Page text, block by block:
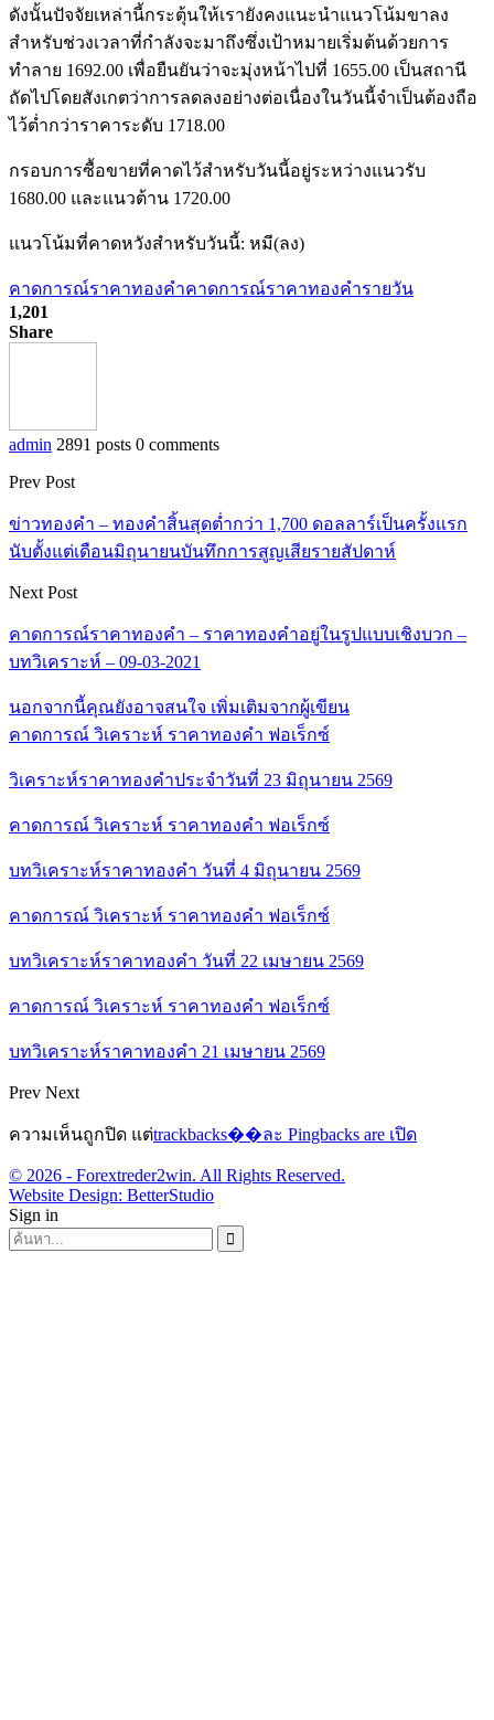
ดังนั้นปัจจัยเหล่านี้กระตุ้นให้เรายังคงแนะนำแนวโน้มขาลง
สำหรับช่วงเวลาที่กำลังจะมาถึงซึ่งเป้าหมายเริ่มต้นด้วยการ
ทำลาย 1692.00 เพื่อยืนยันว่าจะมุ่งหน้าไปที่ 1655.00 เป็นสถานี
ถัดไปโดยสังเกตว่าการลดลงอย่างต่อเนื่องในวันนี้จำเป็นต้องถือ
ไว้ต่ำกว่าราคาระดับ 1718.00
กรอบการซื้อขายที่คาดไว้สำหรับวันนี้อยู่ระหว่างแนวรับ
1680.00 และแนวต้าน 1720.00
แนวโน้มที่คาดหวังสำหรับวันนี้: หมี(ลง)
คาดการณ์ราคาทองคำคาดการณ์ราคาทองคำรายวัน
1,201
Share
admin 2891 posts 0 comments
Prev Post
ข่าวทองคำ – ทองคำสิ้นสุดต่ำกว่า 1,700 ดอลลาร์เป็นครั้งแรก
นับตั้งแต่เดือนมิถุนายนบันทึกการสูญเสียรายสัปดาห์
Next Post
คาดการณ์ราคาทองคำ – ราคาทองคำอยู่ในรูปแบบเชิงบวก –
บทวิเคราะห์ – 09-03-2021
นอกจากนี้คุณยังอาจสนใจ เพิ่มเติมจากผู้เขียน
คาดการณ์ วิเคราะห์ ราคาทองคำ ฟอเร็กซ์
วิเคราะห์ราคาทองคำประจำวันที่ 23 มิถุนายน 2569
คาดการณ์ วิเคราะห์ ราคาทองคำ ฟอเร็กซ์
บทวิเคราะห์ราคาทองคำ วันที่ 4 มิถุนายน 2569
คาดการณ์ วิเคราะห์ ราคาทองคำ ฟอเร็กซ์
บทวิเคราะห์ราคาทองคำ วันที่ 22 เมษายน 2569
คาดการณ์ วิเคราะห์ ราคาทองคำ ฟอเร็กซ์
บทวิเคราะห์ราคาทองคำ 21 เมษายน 2569
Prev Next
ความเห็นถูกปิด แต่trackbacks��ละ Pingbacks are เปิด
© 2026 - Forextreder2win. All Rights Reserved.
Website Design: BetterStudio
Sign in